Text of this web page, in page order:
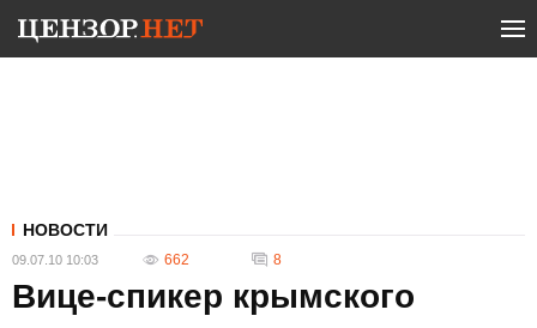
НОВОСТИ
09.07.10 10:03 662 8
Вице-спикер крымского